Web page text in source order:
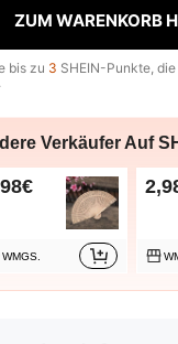
ZUM WARENKORB
bis zu 3 SHEIN-Punkte,
Verkäufer Auf
WMGS.